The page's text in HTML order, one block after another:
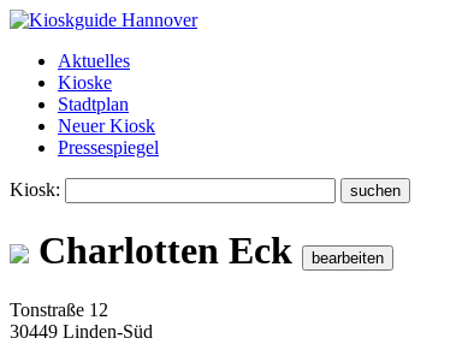
Aktuelles
Kioske
Stadtplan
Neuer Kiosk
Pressespiegel
Kiosk:
Charlotten Eck
Tonstraße 12
30449 Linden-Süd